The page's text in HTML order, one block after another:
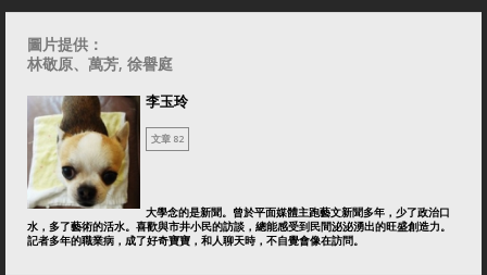
圖片提供：
林敬原、萬芳, 徐譽庭
李玉玲
文章 82
大學念的是新聞。曾於平面媒體主跑藝文新聞多年，少了政治口
水，多了藝術的活水。喜歡與市井小民的訪談，總能感受到民間泌泌湧出的旺盛創造力。
記者多年的職業病，成了好奇寶寶，和人聊天時，不自覺會像在訪問。